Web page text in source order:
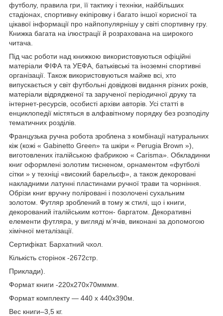
футболу, правила гри, її тактику і техніки, найбільших
стадіонах, спортивну екіпіровку і багато іншої корисної та
цікавої інформації про найпопулярнішу у світі спортивну гру.
Книжка багата на ілюстрації й розрахована на широкого
читача.
Під час роботи над книжкою використовуються офіційні
матеріали ФІФА та УЕФА, батьківські та іноземні спортивні
організації. Також використовуються майже всі, хто
випускається у світ футбольні довідкові видання різних років,
матеріали відрядженої та зарученої періодичної друку та
інтернет-ресурсів, особисті архіви авторів. Усі статті в
енциклопедії містяться в алфавітному порядку без розподілу
тематичних розділів.
Французька ручна робота зроблена з комбінації натуральних
кіж (кожі « Gabinetto Green» та шкіри « Perugia Brown »),
виготовлених італійською фабрикою « Carisma». Обкладинки
книг оформлені золотим тисненом, орнаментом «футболі
сітки » у техніці «високий барельєф», а також декоровані
накладними латунні пластинами ручної трави та чорніння.
Обрізи книг вручну поліровані і позолочені сухальним
золотом. Футляр зроблений в тому ж стилі, що і книги,
декорований італійським коттон- баргатом. Декоративні
елементи футляра, у вигляді м’ячів, виконані за допомогою
хімічної металізації.
Сертифікат. Бархатний чхол.
Кількість сторінок -2672стр.
Приклади).
Формат книги -220х270х70мммм.
Формат комплекту — 440 x 440x390м.
Вес книги–3,5 кг.